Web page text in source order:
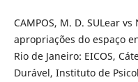
CAMPOS, M. D. SULear
apropriações do espaço
Rio de Janeiro: EICOS,
Durável, Instituto de